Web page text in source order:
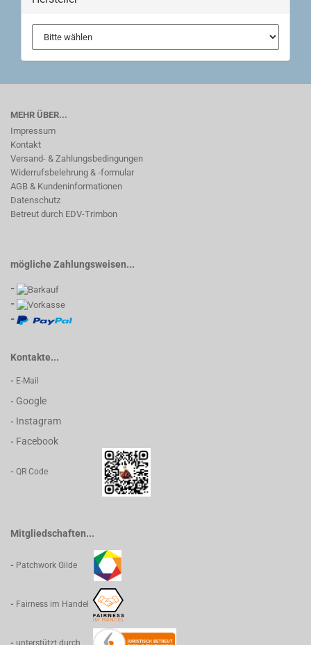
MEHR ÜBER...
Impressum
Kontakt
Versand- & Zahlungsbedingungen
Widerrufsbelehrung & -formular
AGB & Kundeninformationen
Datenschutz
Betreut durch EDV-Trimbon
mögliche Zahlungsweisen...
-
-
-
Kontakte...
- E-Mail
- Google
- Instagram
- Facebook
- QR Code
Mitgliedschaften...
- Patchwork Gilde
- Fairness im Handel
- unterstützt durch